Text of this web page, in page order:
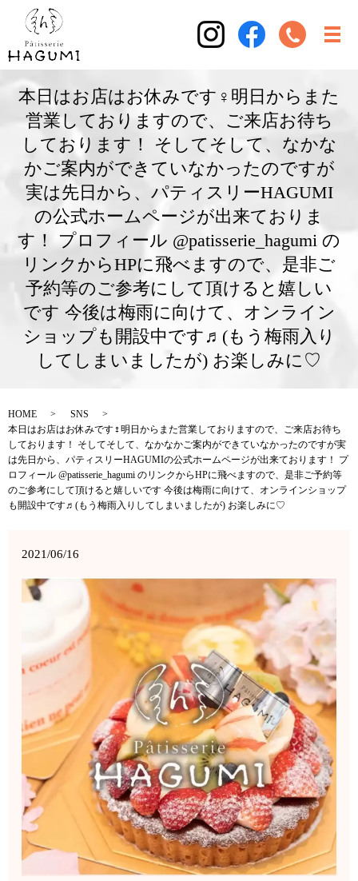
本日はお店はお休みです‍♀️明日からまた
営業しておりますので、ご来店お待ち
しております！ そしてそして、なかな
かご案内ができていなかったのですが
実は先日から、パティスリーHAGUMI
の公式ホームページが出来ておりま
す！ プロフィール @patisserie_hagumi の
リンクからHPに飛べますので、是非ご
予約等のご参考にして頂けると嬉しい
です️ 今後は梅雨に向けて、オンライン
ショップも開設中です♬(もう梅雨入り
してしまいましたが) お楽しみに♡
HOME
SNS
本日はお店はお休みです‍♀️明日からまた営業しておりますので、ご来店お待ち
しております！ そしてそして、なかなかご案内ができていなかったのですが実
は先日から、パティスリーHAGUMIの公式ホームページが出来ております！ プ
ロフィール @patisserie_hagumi のリンクからHPに飛べますので、是非ご予約等
のご参考にして頂けると嬉しいです️ 今後は梅雨に向けて、オンラインショップ
も開設中です♬(もう梅雨入りしてしまいましたが) お楽しみに♡
2021/06/16